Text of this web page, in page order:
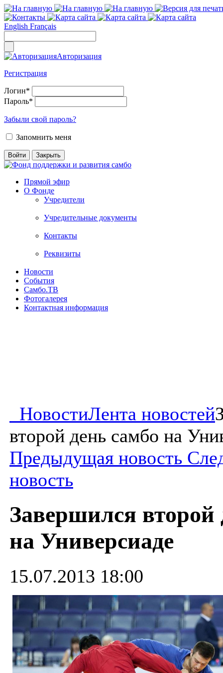
English Français
Авторизация
Регистрация
Логин*
Пароль*
Забыли свой пароль?
Запомнить меня
Прямой эфир
О Фонде
Учредители
Учредительные документы
Контакты
Реквизиты
Новости
События
Самбо.ТВ
Фотогалерея
Контактная информация
НовостиЛента новостей
второй день самбо на
Предыдущая новость
новость
Завершился второй
на Универсиаде
15.07.2013 18:00